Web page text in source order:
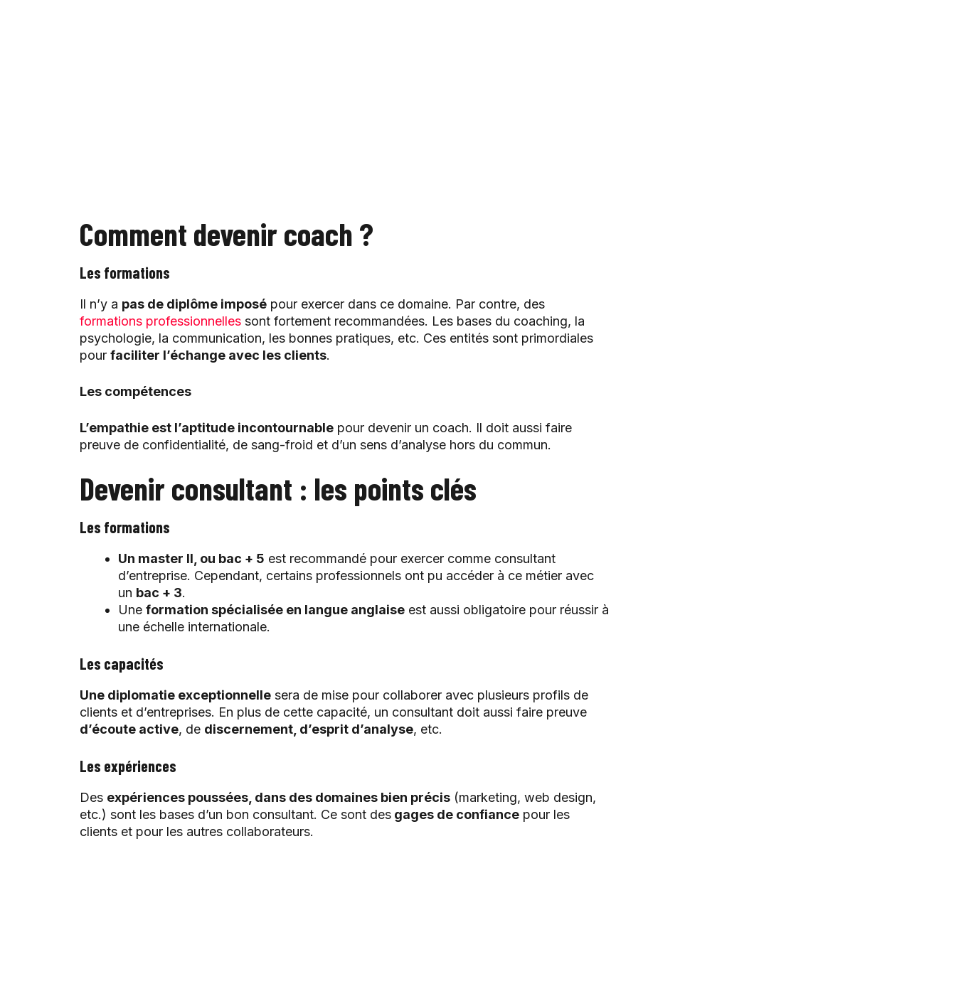
Comment devenir coach ?
Les formations
Il n’y a pas de diplôme imposé pour exercer dans ce domaine. Par contre, des
formations professionnelles sont fortement recommandées. Les bases du coaching, la
psychologie, la communication, les bonnes pratiques, etc. Ces entités sont primordiales
pour faciliter l’échange avec les clients.
Les compétences
L’empathie est l’aptitude incontournable pour devenir un coach. Il doit aussi faire
preuve de confidentialité, de sang-froid et d’un sens d’analyse hors du commun.
Devenir consultant : les points clés
Les formations
Un master II, ou bac + 5 est recommandé pour exercer comme consultant
d’entreprise. Cependant, certains professionnels ont pu accéder à ce métier avec
un bac + 3.
Une formation spécialisée en langue anglaise est aussi obligatoire pour réussir à
une échelle internationale.
Les capacités
Une diplomatie exceptionnelle sera de mise pour collaborer avec plusieurs profils de
clients et d’entreprises. En plus de cette capacité, un consultant doit aussi faire preuve
d’écoute active, de discernement, d’esprit d’analyse, etc.
Les expériences
Des expériences poussées, dans des domaines bien précis (marketing, web design,
etc.) sont les bases d’un bon consultant. Ce sont des gages de confiance pour les
clients et pour les autres collaborateurs.